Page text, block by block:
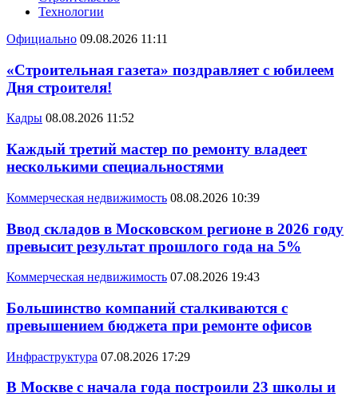
Технологии
Официально 09.08.2026 11:11
«Строительная газета» поздравляет с юбилеем
Дня строителя!
Кадры 08.08.2026 11:52
Каждый третий мастер по ремонту владеет
несколькими специальностями
Коммерческая недвижимость 08.08.2026 10:39
Ввод складов в Московском регионе в 2026 году
превысит результат прошлого года на 5%
Коммерческая недвижимость 07.08.2026 19:43
Большинство компаний сталкиваются с
превышением бюджета при ремонте офисов
Инфраструктура 07.08.2026 17:29
В Москве с начала года построили 23 школы и